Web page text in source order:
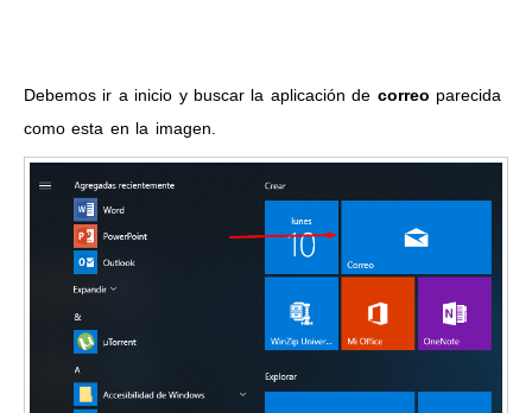
Debemos ir a inicio y buscar la aplicación de correo parecida
como esta en la imagen.